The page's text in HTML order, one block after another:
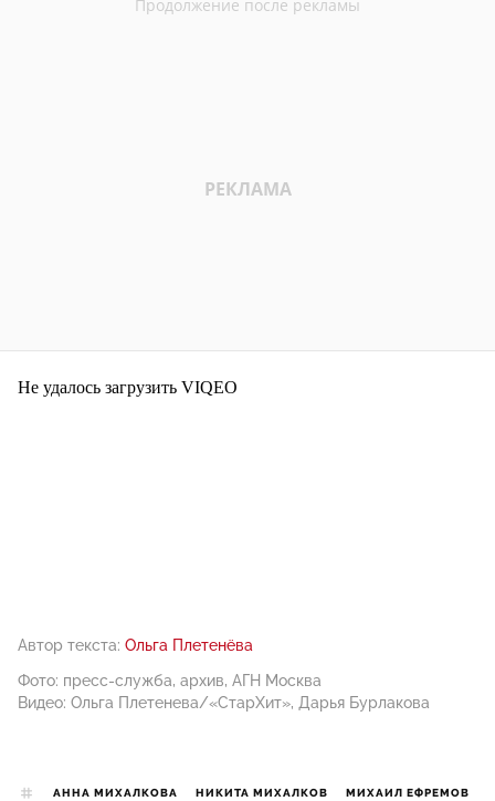
Не удалось загрузить VIQEO
Автор текста: Ольга Плетенёва
Фото: пресс-служба, архив, АГН Москва
Видео: Ольга Плетенева/«СтарХит», Дарья Бурлакова
АННА МИХАЛКОВА НИКИТА МИХАЛКОВ МИХАИЛ ЕФРЕМОВ